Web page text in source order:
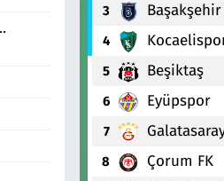
3 Başakşehir
4
5 Beşiktaş
6 Eyüpspor
7
8 Çorum FK